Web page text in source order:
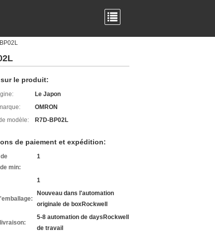
le produit:
Le Japon
OMRON
modèle:
R7D-BP02L
de paiement et expédition:
min:
1
1
Nouveau dans l'automation
originale de boxRockwell
5-8 automation de daysRockwell
de travail